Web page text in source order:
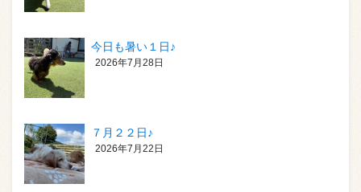
今日も暑い１日♪
2026年7月28日
７月２２日♪
2026年7月22日